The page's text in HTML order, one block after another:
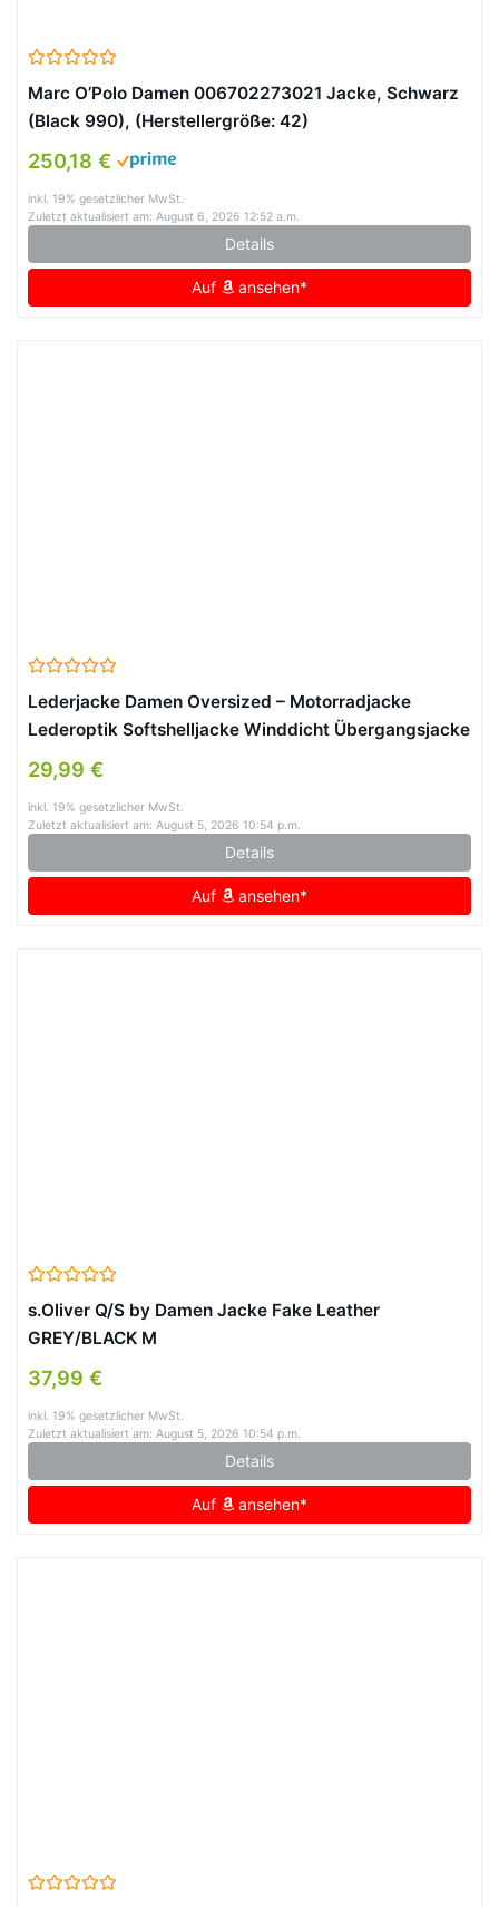
Marc O’Polo Damen 006702273021 Jacke, Schwarz
(Black 990), (Herstellergröße: 42)
250,18 €
inkl. 19% gesetzlicher MwSt.
Zuletzt aktualisiert am: August 6, 2026 12:52 a.m.
Details
Auf ansehen*
Lederjacke Damen Oversized – Motorradjacke
Lederoptik Softshelljacke Winddicht Übergangsjacke
Reverskragen Sweatjacke Hip Hop Bikejacke Festlich
Damenjacken Aesthetic Streetwear (Black, L)
29,99 €
inkl. 19% gesetzlicher MwSt.
Zuletzt aktualisiert am: August 5, 2026 10:54 p.m.
Details
Auf ansehen*
s.Oliver Q/S by Damen Jacke Fake Leather
GREY/BLACK M
37,99 €
inkl. 19% gesetzlicher MwSt.
Zuletzt aktualisiert am: August 5, 2026 10:54 p.m.
Details
Auf ansehen*